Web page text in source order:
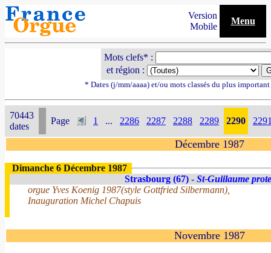
Version
Mobile
Menu
Mots clefs* :
et région :
* Dates (j/mm/aaaa) et/ou mots classés du plus
70443
dates
Page 1 ... 2286 2287 2288 2289 2290
Décembre 1987
Dimanche 6 Décembre 1987
Strasbourg (67) - St-Guiilaume
orgue Yves Koenig 1987(style Gottfried Silbermann),
Inauguration Michel Chapuis
Novembre 1987